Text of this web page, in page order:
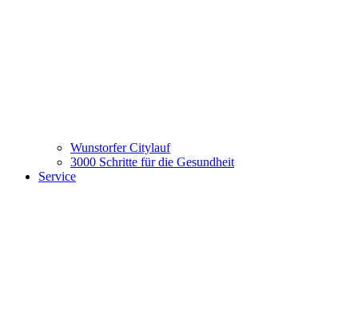
Wunstorfer Citylauf
3000 Schritte für die Gesundheit
Service